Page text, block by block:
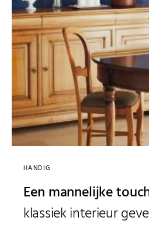
HANDIG
Een mannelijke
klassiek interieur